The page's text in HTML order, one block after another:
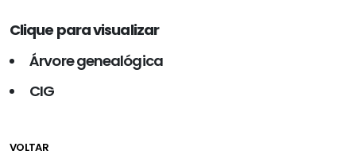
Clique para visualizar
Árvore genealógica
CIG
VOLTAR